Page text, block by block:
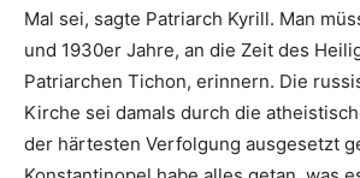
Mal sei, sagte Patriarch Kyrill. Man
und 1930er Jahre, an die Zeit des
Patriarchen Tichon, erinnern. Die
Kirche sei damals durch die
der härtesten Verfolgung ausgesetzt